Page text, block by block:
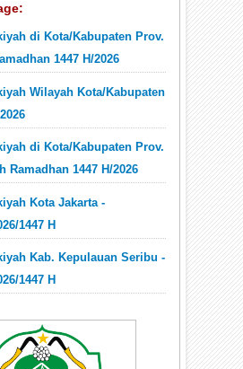
di Kota/Kabupaten Prov.
1447 H/2026
Wilayah Kota/Kabupaten
di Kota/Kabupaten Prov.
Ramadhan 1447 H/2026
Kota Jakarta -
1447 H
Kab. Kepulauan Seribu -
1447 H